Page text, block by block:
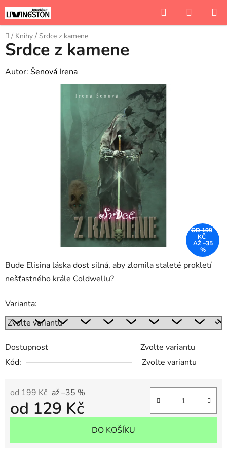
Přejít
na
obsah
Hledat
KOŠÍK
Domů
/ Knihy / Srdce z kamene
Bude Elisina láska dost silná, aby zlomila staleté prokletí
nešťastného krále Coldwellu?
Varianta:
Dostupnost
Zvolte variantu
Kód:
Zvolte variantu
od 199 Kč až –35 %
od 129 Kč
DO KOŠÍKU
Srdce z kamene
Autor: Šenová Irena
OD 199
KČ
AŽ –35
%